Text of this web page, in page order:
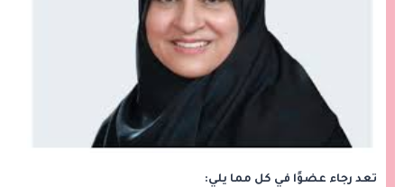
تعد رجاء عضوًا في كل مما يلي: